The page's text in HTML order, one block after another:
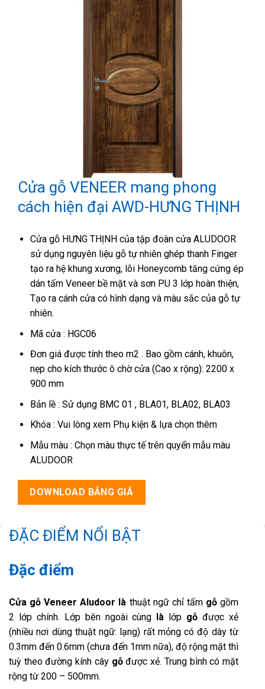
Cửa gỗ VENEER mang phong
cách hiện đại AWD-HƯNG THỊNH
Cửa gỗ HƯNG THỊNH của tập đoàn cửa ALUDOOR
sử dụng nguyên liệu gỗ tự nhiên ghép thanh Finger
tạo ra hệ khung xương, lõi Honeycomb tăng cứng ép
dán tấm Veneer bề mặt và sơn PU 3 lớp hoàn thiện,
Tạo ra cánh cửa có hình dạng và màu sắc của gỗ tự
nhiên.
Mã cửa : HGC06
Đơn giá được tính theo m2 . Bao gồm cánh, khuôn,
nẹp cho kích thước ô chờ cửa (Cao x rộng): 2200 x
900 mm
Bản lề : Sử dụng BMC 01 , BLA01, BLA02, BLA03
Khóa : Vui lòng xem Phụ kiện & lựa chọn thêm
Mẫu màu : Chọn màu thực tế trên quyển mẫu màu
ALUDOOR
DOWNLOAD BẢNG GIÁ
ĐẶC ĐIỂM NỔI BẬT
Đặc điểm
Cửa gỗ Veneer Aludoor là thuật ngữ chỉ tấm gỗgồm
2 lớp chính. Lớp bên ngoài cùng là lớp gỗ được xẻ
(nhiều nơi dùng thuật ngữ: lạng) rất mỏng có độ dày từ
0.3mm đến 0.6mm (chưa đến 1mm nữa), độ rộng mặt thì
tuỳ theo đường kính cây gỗđược xẻ. Trung bình có mặt
rộng từ 200 – 500mm.